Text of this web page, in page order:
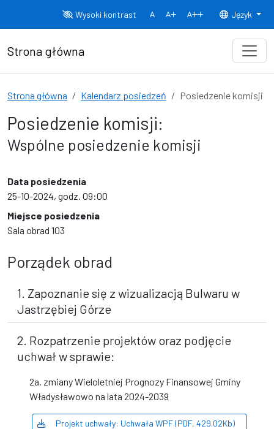
Wysoki kontrast
Normalny rozmiar czcionki
Rozmiar czcionki 150% Rozmiar
Język
Strona główna
Strona główna Kalendarz posiedzeń Posiedzenie komisji
Posiedzenie komisji:
Wspólne posiedzenie komisji
Data posiedzenia
25-10-2024, godz. 09:00
Miejsce posiedzenia
Sala obrad 103
Porządek obrad
1. Zapoznanie się z wizualizacją Bulwaru w
Jastrzębiej Górze
2. Rozpatrzenie projektów oraz podjęcie
uchwał w sprawie:
2a. zmiany Wieloletniej Prognozy Finansowej Gminy
Władysławowo na lata 2024-2039
Projekt uchwały: Uchwała WPF (PDF, 429.02Kb)